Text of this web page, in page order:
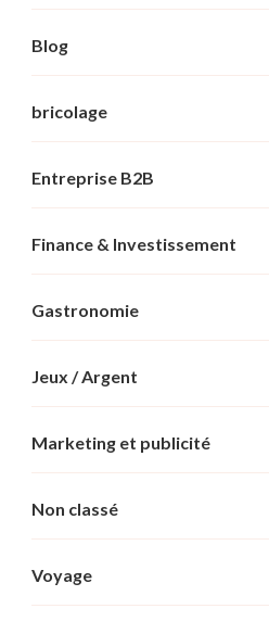
Blog
bricolage
Entreprise B2B
Finance & Investissement
Gastronomie
Jeux / Argent
Marketing et publicité
Non classé
Voyage